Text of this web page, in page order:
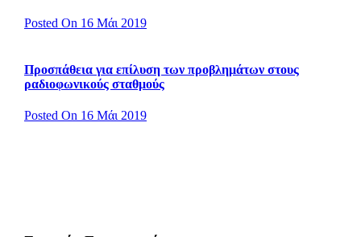
Posted On 16 Μάι 2019
Προσπάθεια για επίλυση των προβλημάτων στους
ραδιοφωνικούς σταθμούς
Posted On 16 Μάι 2019